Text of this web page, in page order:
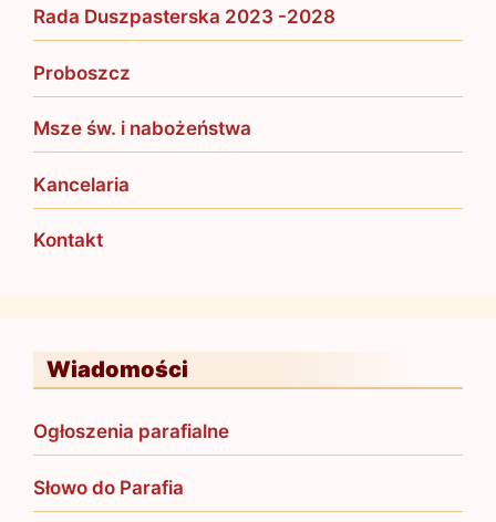
Rada Duszpasterska 2023 -2028
Proboszcz
Msze św. i nabożeństwa
Kancelaria
Kontakt
Wiadomości
Ogłoszenia parafialne
Słowo do Parafia